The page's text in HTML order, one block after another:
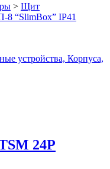
> Щит
8 “SlimBox” IP41
устройства, Корпуса,
24Р